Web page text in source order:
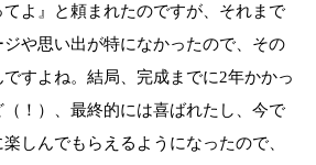
てよ』と頼まれたのですが、それまで
や思い出が特になかったので、その
すよね。結局、完成までに2年かかっ
！）、最終的には喜ばれたし、今で
しんでもらえるようになったので、